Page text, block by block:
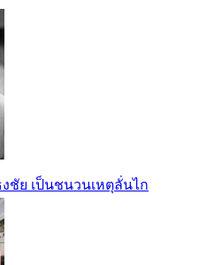
ชัย เป็นชนวนเหตุลั่นไก